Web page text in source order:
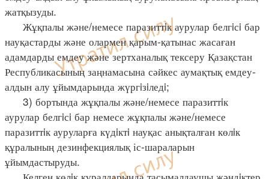
жатқызуды.
Жұқпалы және/немесе паразиттiк аурулар белгiсi бар
науқастарды және олармен қарым-қатынас жасаған
адамдарды емдеу және зертханалық тексеру Қазақстан
Республикасының заңнамасына сәйкес аумақтық емдеу-
алдын алу ұйымдарында жүргiзiледi;
3) бортында жұқпалы және/немесе паразиттiк
аурулар белгiсi бар немесе жұқпалы және/немесе
паразиттiк ауруларға күдiктi науқас анықталған көлiк
құралының дезинфекциялық іс-шараларын
ұйымдастыруды.